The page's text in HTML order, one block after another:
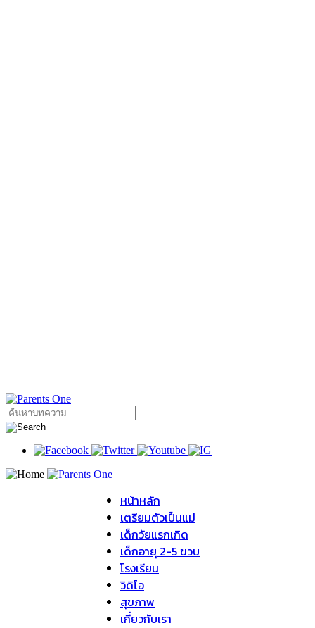
หน้าหลัก
เตรียมตัวเป็นแม่
เด็กวัยแรกเกิด
เด็กอายุ 2-5 ขวบ
โรงเรียน
วิดิโอ
สุขภาพ
เกี่ยวกับเรา